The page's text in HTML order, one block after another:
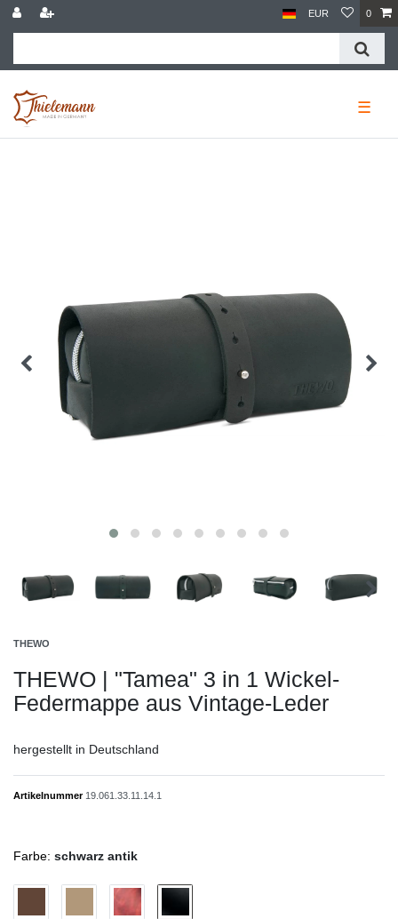
EUR 0
☰
THEWO
THEWO | "Tamea" 3 in 1 Wickel-
Federmappe aus Vintage-Leder
hergestellt in Deutschland
Artikelnummer 19.061.33.11.14.1
Farbe: schwarz antik